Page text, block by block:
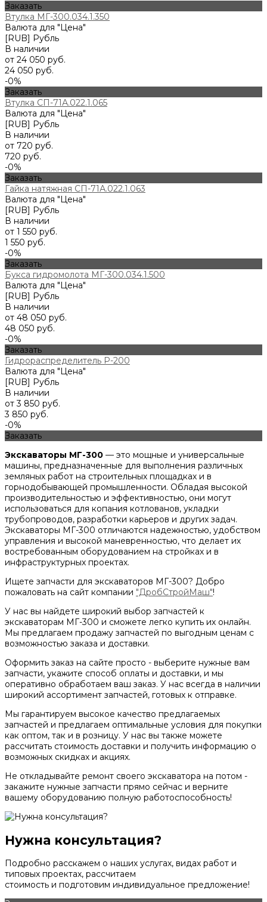
Заказать
Втулка МГ-300.034.1.350
Валюта для "Цена"
[RUB] Рубль
В наличии
от 24 050 руб.
24 050 руб.
-0%
Заказать
Втулка СП-71А.022.1.065
Валюта для "Цена"
[RUB] Рубль
В наличии
от 720 руб.
720 руб.
-0%
Заказать
Гайка натяжная СП-71А.022.1.063
Валюта для "Цена"
[RUB] Рубль
В наличии
от 1 550 руб.
1 550 руб.
-0%
Заказать
Букса гидромолота МГ-300.034.1.500
Валюта для "Цена"
[RUB] Рубль
В наличии
от 48 050 руб.
48 050 руб.
-0%
Заказать
Гидрораспределитель Р-200
Валюта для "Цена"
[RUB] Рубль
В наличии
от 3 850 руб.
3 850 руб.
-0%
Заказать
Экскаваторы МГ-300 — это мощные и универсальные
машины, предназначенные для выполнения различных
земляных работ на строительных площадках и в
горнодобывающей промышленности. Обладая высокой
производительностью и эффективностью, они могут
использоваться для копания котлованов, укладки
трубопроводов, разработки карьеров и других задач.
Экскаваторы МГ-300 отличаются надежностью, удобством
управления и высокой маневренностью, что делает их
востребованным оборудованием на стройках и в
инфраструктурных проектах.
Ищете запчасти для экскаваторов МГ-300? Добро
пожаловать на сайт компании "ДробСтройМаш"!
У нас вы найдете широкий выбор запчастей к
экскаваторам МГ-300 и сможете легко купить их онлайн.
Мы предлагаем продажу запчастей по выгодным ценам с
возможностью заказа и доставки.
Оформить заказ на сайте просто - выберите нужные вам
запчасти, укажите способ оплаты и доставки, и мы
оперативно обработаем ваш заказ. У нас всегда в наличии
широкий ассортимент запчастей, готовых к отправке.
Мы гарантируем высокое качество предлагаемых
запчастей и предлагаем оптимальные условия для покупки
как оптом, так и в розницу. У нас вы также можете
рассчитать стоимость доставки и получить информацию о
возможных скидках и акциях.
Не откладывайте ремонт своего экскаватора на потом -
закажите нужные запчасти прямо сейчас и верните
вашему оборудованию полную работоспособность!
Нужна консультация?
Подробно расскажем о наших услугах, видах работ и
типовых проектах, рассчитаем
стоимость и подготовим индивидуальное предложение!